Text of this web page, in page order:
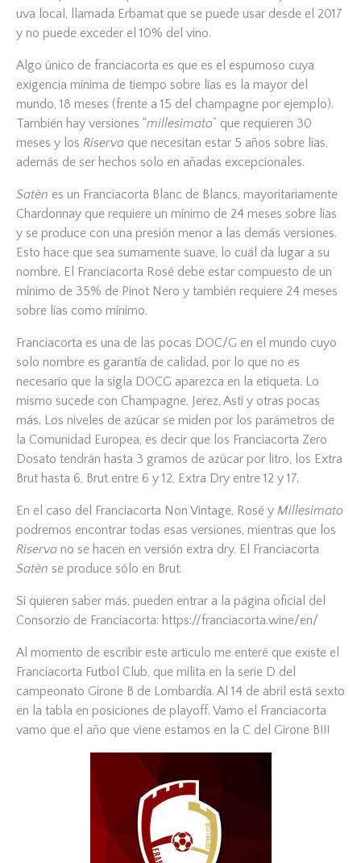
uva local, llamada Erbamat que se puede usar desde el 2017
y no puede exceder el 10% del vino.
Algo único de franciacorta es que es el espumoso cuya
exigencia mínima de tiempo sobre lías es la mayor del
mundo, 18 meses (frente a 15 del champagne por ejemplo).
También hay versiones “millesimato” que requieren 30
meses y los Riserva que necesitan estar 5 años sobre lías,
además de ser hechos solo en añadas excepcionales.
Satèn es un Franciacorta Blanc de Blancs, mayoritariamente
Chardonnay que requiere un mínimo de 24 meses sobre lías
y se produce con una presión menor a las demás versiones.
Esto hace que sea sumamente suave, lo cuál da lugar a su
nombre. El Franciacorta Rosé debe estar compuesto de un
mínimo de 35% de Pinot Nero y también requiere 24 meses
sobre lías como mínimo.
Franciacorta es una de las pocas DOC/G en el mundo cuyo
solo nombre es garantía de calidad, por lo que no es
necesario que la sigla DOCG aparezca en la etiqueta. Lo
mismo sucede con Champagne, Jerez, Asti y otras pocas
más. Los niveles de azúcar se miden por los parámetros de
la Comunidad Europea, es decir que los Franciacorta Zero
Dosato tendrán hasta 3 gramos de azúcar por litro, los Extra
Brut hasta 6, Brut entre 6 y 12, Extra Dry entre 12 y 17.
En el caso del Franciacorta Non Vintage, Rosé y Millesimato
podremos encontrar todas esas versiones, mientras que los
Riserva no se hacen en versión extra dry. El Franciacorta
Satèn se produce sólo en Brut.
Si quieren saber más, pueden entrar a la página oficial del
Consorzio de Franciacorta: https://franciacorta.wine/en/
Al momento de escribir este artículo me enteré que existe el
Franciacorta Futbol Club, que milita en la serie D del
campeonato Girone B de Lombardía. Al 14 de abril está sexto
en la tabla en posiciones de playoff. Vamo el Franciacorta
vamo que el año que viene estamos en la C del Girone B!!!